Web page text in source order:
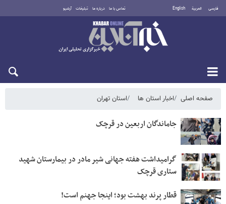
فارسی العربية English تماس با ما درباره ما تبلیغات آرشیو
پنجشنبه ۱۵ مرداد ۱۴۰۵
صفحه اصلی اخبار استان ها استان تهران
جاماندگان اربعین در قرچک
گرامیداشت هفته جهانی شیر مادر در بیمارستان شهید
ستاری قرچک
قطار پرند بهشت بود؛ اینجا جهنم است!